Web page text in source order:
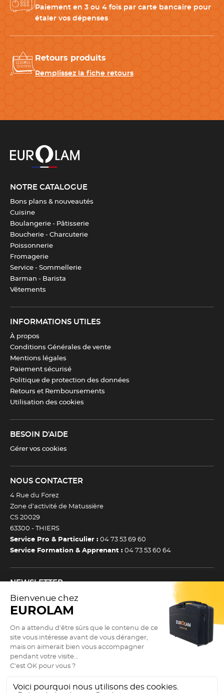
Paiement en 3 ou 4 fois par carte bancaire pour
étaler vos dépenses
Retours produits
Remplissez la fiche retours
NOTRE CATALOGUE
Bons plans & nouveautés
Cuisine
Boulangerie - Pâtisserie
Boucherie - Charcuterie
Poissonnerie
Fromagerie
Service - Sommellerie
Barman - Barista
Vêtements
INFORMATIONS UTILES
À propos
Conditions Générales de vente
Mentions légales
Paiement sécurisé
Politique de protection des données
Retours et Remboursements
Utilisation des cookies
BESOIN D'AIDE
Gérer vos cookies
NOUS CONTACTER
4 Rue du Forez
Zone d’activité de Matussière
CS 20029
63300 - THIERS
Service Pro & Particulier : 04 73 53 69 60
Service Formation & Apprenant : 04 73 53 60 64
NEWSLETTER
Inscrivez-vous à notre newsletter et recevez toutes nos
actualtiés et bons plans.
Je m’inscris à la newsletter
(Esc)
Newsletter
Adresse e-mail *
Actualités
9.3 /10
2868 avis